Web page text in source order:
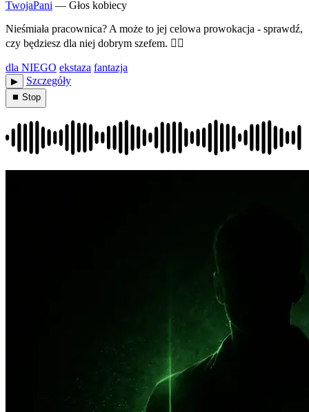
TwojaPani — Głos kobiecy
Nieśmiała pracownica? A może to jej celowa prowokacja - sprawdź,
czy będziesz dla niej dobrym szefem. ❤️‍🔥
dla NIEGO ekstaza fantazja
▶︎ Szczegóły
⏹ Stop